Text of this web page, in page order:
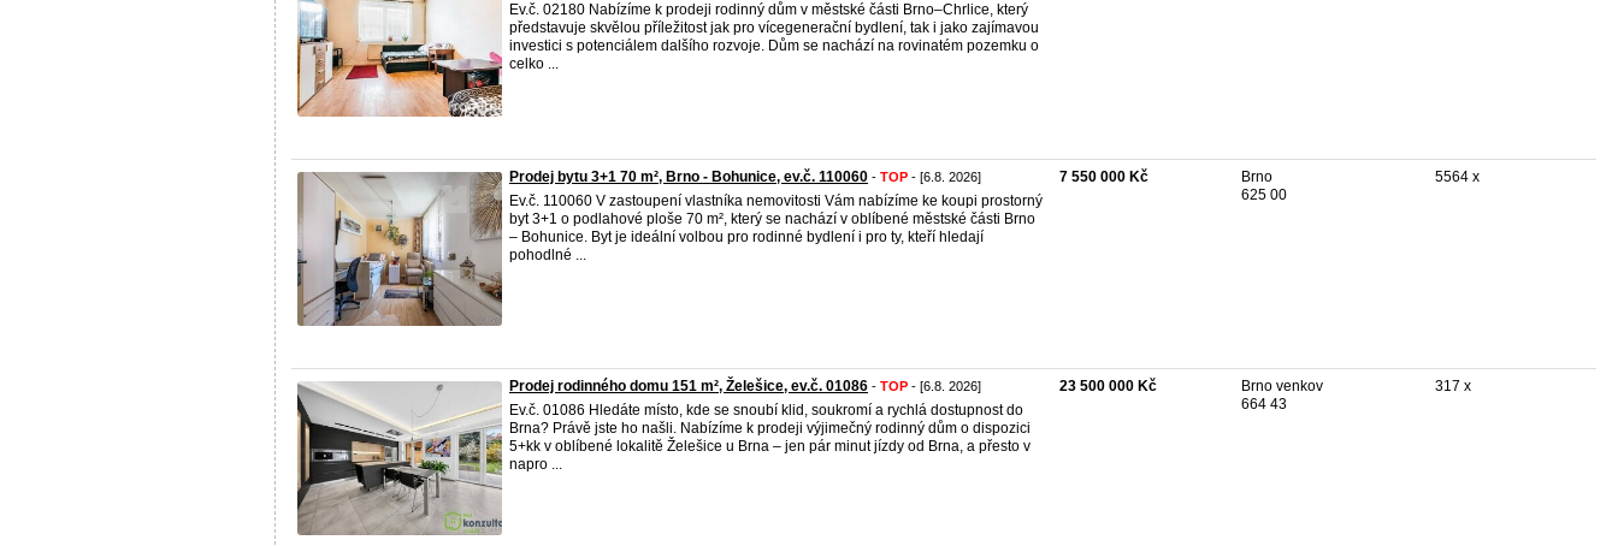
Ev.č. 02180 Nabízíme k prodeji rodinný dům v městské části Brno–Chrlice, který
představuje skvělou příležitost jak pro vícegenerační bydlení, tak i jako zajímavou
investici s potenciálem dalšího rozvoje. Dům se nachází na rovinatém pozemku o
celko ...
Prodej bytu 3+1 70 m², Brno - Bohunice, ev.č. 110060 - TOP - [6.8. 2026]
Ev.č. 110060 V zastoupení vlastníka nemovitosti Vám nabízíme ke koupi prostorný
byt 3+1 o podlahové ploše 70 m², který se nachází v oblíbené městské části Brno
– Bohunice. Byt je ideální volbou pro rodinné bydlení i pro ty, kteří hledají
pohodlné ...
7 550 000 Kč
Brno
625 00
5564 x
Prodej rodinného domu 151 m², Želešice, ev.č. 01086 - TOP - [6.8. 2026]
Ev.č. 01086 Hledáte místo, kde se snoubí klid, soukromí a rychlá dostupnost do
Brna? Právě jste ho našli. Nabízíme k prodeji výjimečný rodinný dům o dispozici
5+kk v oblíbené lokalitě Želešice u Brna – jen pár minut jízdy od Brna, a přesto v
napro ...
23 500 000 Kč
Brno venkov
664 43
317 x